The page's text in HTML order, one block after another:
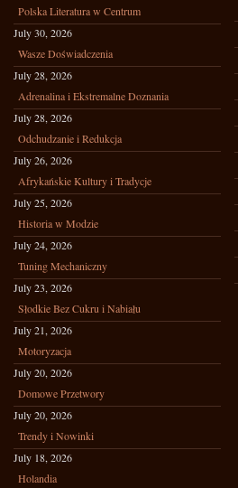
Polska Literatura w Centrum
July 30, 2026
Wasze Doświadczenia
July 28, 2026
Adrenalina i Ekstremalne Doznania
July 28, 2026
Odchudzanie i Redukcja
July 26, 2026
Afrykańskie Kultury i Tradycje
July 25, 2026
Historia w Modzie
July 24, 2026
Tuning Mechaniczny
July 23, 2026
Słodkie Bez Cukru i Nabiału
July 21, 2026
Motoryzacja
July 20, 2026
Domowe Przetwory
July 20, 2026
Trendy i Nowinki
July 18, 2026
Holandia